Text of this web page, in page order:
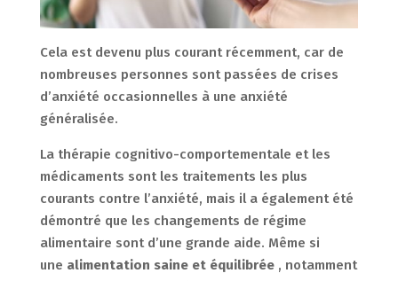
Cela est devenu plus courant récemment, car de
nombreuses personnes sont passées de crises
d’anxiété occasionnelles à une anxiété
généralisée.
La thérapie cognitivo-comportementale et les
médicaments sont les traitements les plus
courants contre l’anxiété, mais il a également été
démontré que les changements de régime
alimentaire sont d’une grande aide. Même si
une alimentation saine et équilibrée, notamment